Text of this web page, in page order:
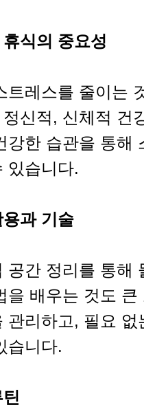
식의 중요성
트레스를 줄이는
신적, 신체적 건
강한 습관을 통해
있습니다.
과 기술
공간 정리를 통해
을 배우는 것도
관리하고, 필요
습니다.